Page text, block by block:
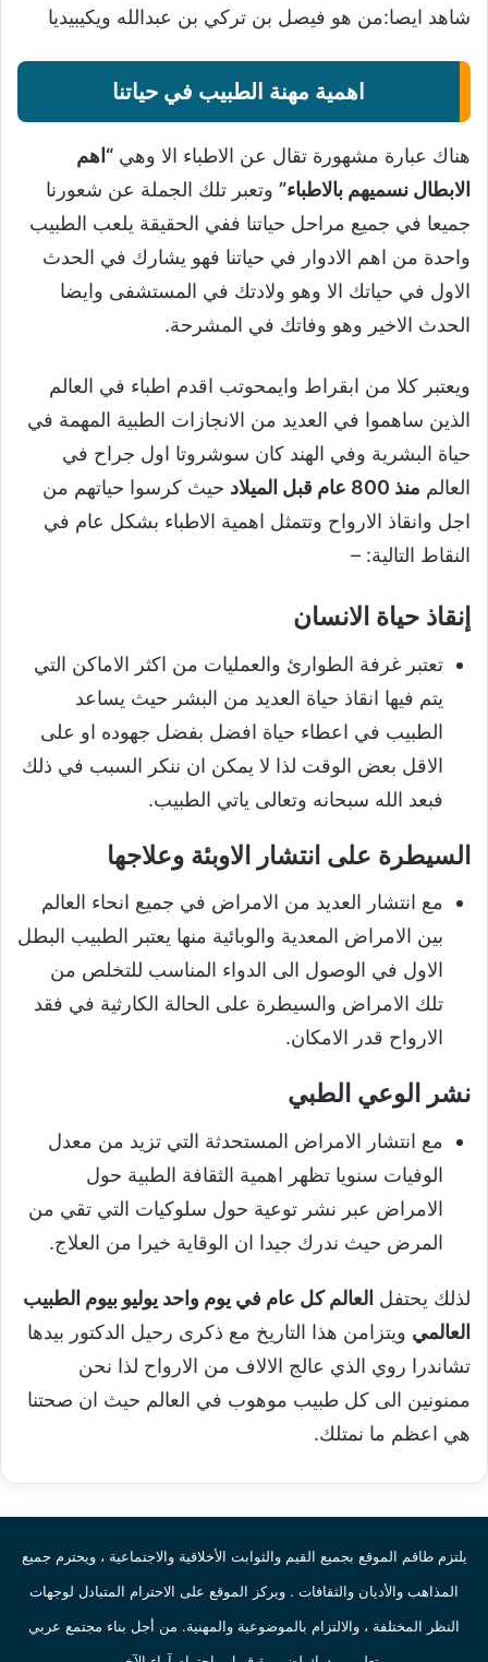
شاهد ايصا:من هو فيصل بن تركي بن عبدالله ويكيبيديا
اهمية مهنة الطبيب في حياتنا
هناك عبارة مشهورة تقال عن الاطباء الا وهي “اهم
الابطال نسميهم بالاطباء” وتعبر تلك الجملة عن شعورنا
جميعا في جميع مراحل حياتنا ففي الحقيقة يلعب الطبيب
واحدة من اهم الادوار في حياتنا فهو يشارك في الحدث
الاول في حياتك الا وهو ولادتك في المستشفى وايضا
الحدث الاخير وهو وفاتك في المشرحة.
ويعتبر كلا من ابقراط وايمحوتب اقدم اطباء في العالم
الذين ساهموا في العديد من الانجازات الطبية المهمة في
حياة البشرية وفي الهند كان سوشروتا اول جراح في
العالم منذ 800 عام قبل الميلاد
حيث كرسوا حياتهم من
اجل وانقاذ الارواح وتتمثل اهمية الاطباء بشكل عام في
النقاط التالية: –
إنقاذ حياة الانسان
تعتبر غرفة الطوارئ والعمليات من اكثر الاماكن التي
يتم فيها انقاذ حياة العديد من البشر حيث يساعد
الطبيب في اعطاء حياة افضل بفضل جهوده او على
الاقل بعض الوقت لذا لا يمكن ان ننكر السبب في ذلك
فبعد الله سبحانه وتعالى ياتي الطبيب.
السيطرة على انتشار الاوبئة وعلاجها
مع انتشار العديد من الامراض في جميع انحاء العالم
بين الامراض المعدية والوبائية منها يعتبر الطبيب البطل
الاول في الوصول الى الدواء المناسب للتخلص من
تلك الامراض والسيطرة على الحالة الكارثية في فقد
الارواح قدر الامكان.
نشر الوعي الطبي
مع انتشار الامراض المستحدثة التي تزيد من معدل
الوفيات سنويا تظهر اهمية الثقافة الطبية حول
الامراض عبر نشر توعية حول سلوكيات التي تقي من
المرض حيث ندرك جيدا ان الوقاية خيرا من العلاج.
لذلك يحتفل العالم كل عام في يوم واحد يوليو بيوم الطبيب
العالمي ويتزامن هذا التاريخ مع ذكرى رحيل الدكتور بيدها
تشاندرا روي الذي عالج الالاف من الارواح لذا نحن
ممنونين الى كل طبيب موهوب في العالم حيث ان صحتنا
هي اعظم ما نمتلك.
يلتزم طاقم الموقع بجميع القيم والثوابت الأخلاقية والاجتماعية ، ويحترم جميع
المذاهب والأديان والثقافات . ويركز الموقع على الاحترام المتبادل لوجهات
النظر المختلفة ، والالتزام بالموضوعية والمهنية. من أجل بناء مجتمع عربي